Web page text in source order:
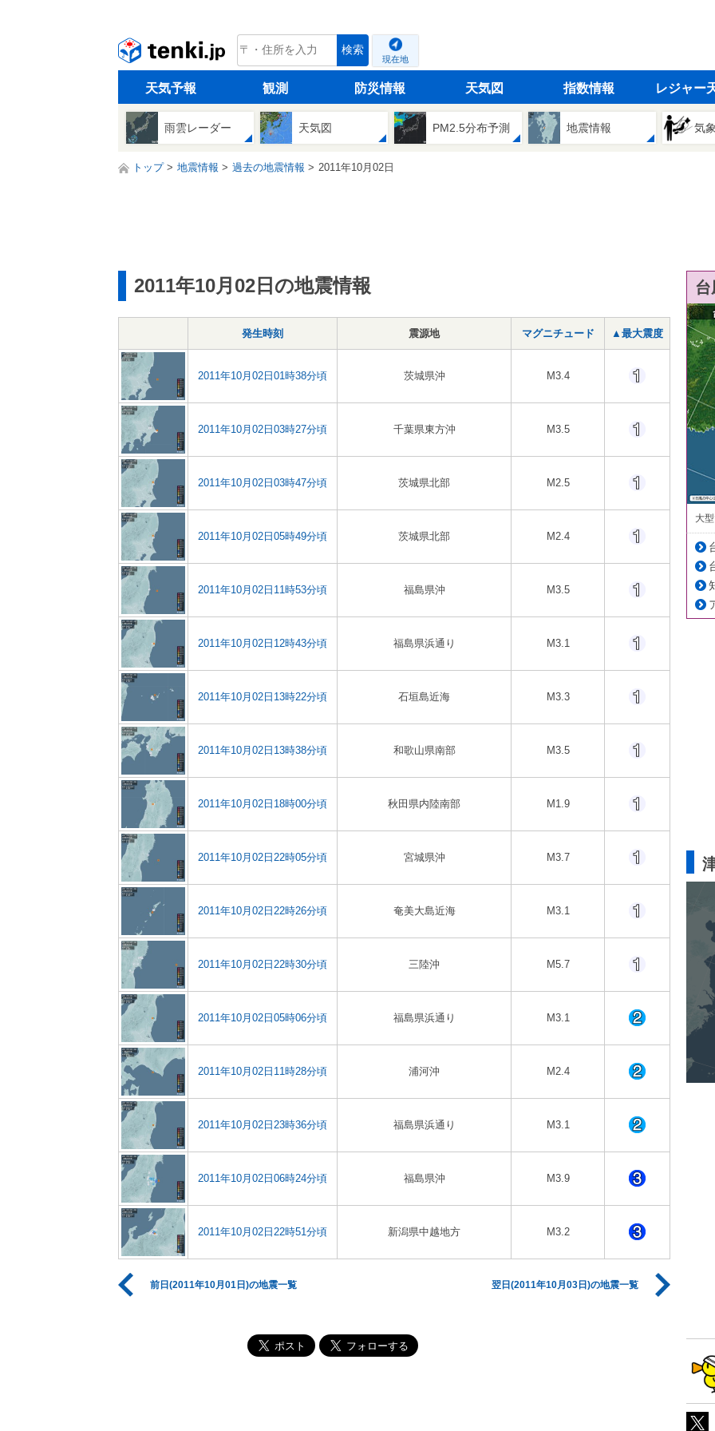
tenki.jp 検索
現在地
天気予報 観測 防災情報 天気図 指数情報 レジャー
雨雲レーダー 天気図 PM2.5分布予測 地震情報 気
トップ 地震情報 過去の地震情報 2011年10月02日
2011年10月02日の地震情報
発生時刻 震源地 マグニチュード ▲最大震度
2011年10月02日01時38分頃 茨城県沖 M3.4
2011年10月02日03時27分頃 千葉県東方沖 M3.5
2011年10月02日03時47分頃 茨城県北部 M2.5
2011年10月02日05時49分頃 茨城県北部 M2.4
2011年10月02日11時53分頃 福島県沖 M3.5
2011年10月02日12時43分頃 福島県浜通り M3.1
2011年10月02日13時22分頃 石垣島近海 M3.3
2011年10月02日13時38分頃 和歌山県南部 M3.5
2011年10月02日18時00分頃 秋田県内陸南部 M1.9
2011年10月02日22時05分頃 宮城県沖 M3.7
2011年10月02日22時26分頃 奄美大島近海 M3.1
2011年10月02日22時30分頃 三陸沖 M5.7
2011年10月02日05時06分頃 福島県浜通り M3.1
2011年10月02日11時28分頃 浦河沖 M2.4
2011年10月02日23時36分頃 福島県浜通り M3.1
2011年10月02日06時24分頃 福島県沖 M3.9
2011年10月02日22時51分頃 新潟県中越地方 M3.2
前日(2011年10月01日)の地震一覧 翌日(2011年10月03日)の地震一覧
大